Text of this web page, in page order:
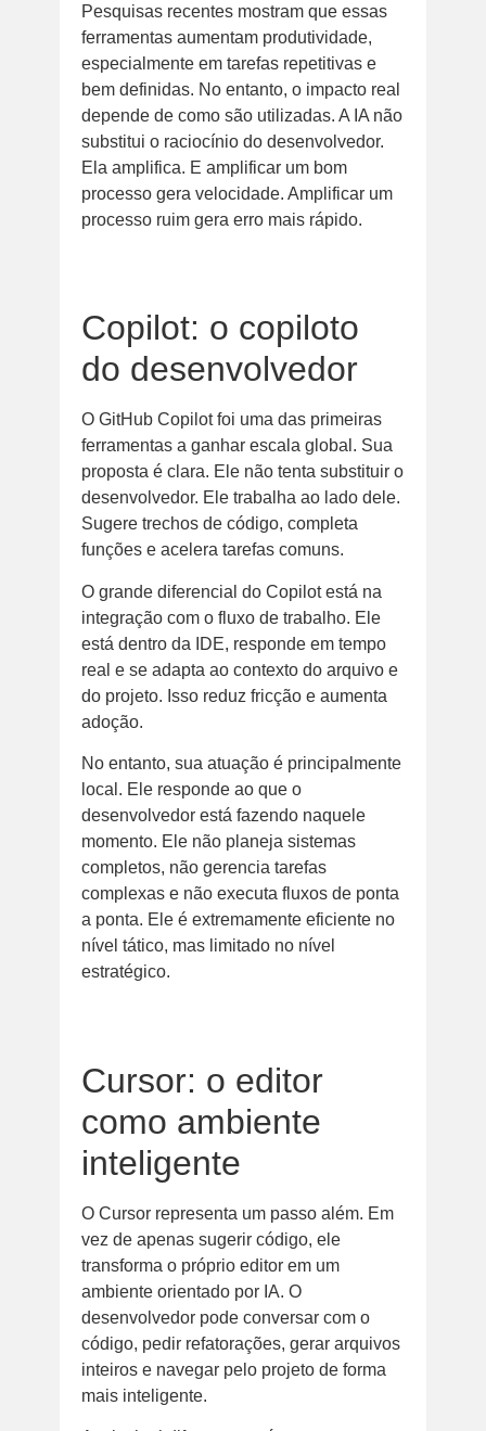
Pesquisas recentes mostram que essas
ferramentas aumentam produtividade,
especialmente em tarefas repetitivas e
bem definidas. No entanto, o impacto real
depende de como são utilizadas. A IA não
substitui o raciocínio do desenvolvedor.
Ela amplifica. E amplificar um bom
processo gera velocidade. Amplificar um
processo ruim gera erro mais rápido.
Copilot: o copiloto
do desenvolvedor
O GitHub Copilot foi uma das primeiras
ferramentas a ganhar escala global. Sua
proposta é clara. Ele não tenta substituir o
desenvolvedor. Ele trabalha ao lado dele.
Sugere trechos de código, completa
funções e acelera tarefas comuns.
O grande diferencial do Copilot está na
integração com o fluxo de trabalho. Ele
está dentro da IDE, responde em tempo
real e se adapta ao contexto do arquivo e
do projeto. Isso reduz fricção e aumenta
adoção.
No entanto, sua atuação é principalmente
local. Ele responde ao que o
desenvolvedor está fazendo naquele
momento. Ele não planeja sistemas
completos, não gerencia tarefas
complexas e não executa fluxos de ponta
a ponta. Ele é extremamente eficiente no
nível tático, mas limitado no nível
estratégico.
Cursor: o editor
como ambiente
inteligente
O Cursor representa um passo além. Em
vez de apenas sugerir código, ele
transforma o próprio editor em um
ambiente orientado por IA. O
desenvolvedor pode conversar com o
código, pedir refatorações, gerar arquivos
inteiros e navegar pelo projeto de forma
mais inteligente.